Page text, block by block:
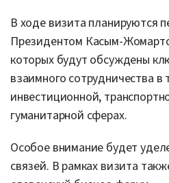
В ходе визита планируются
Президентом Касым-
которых будут обсуждены
взаимного сотрудничества в
инвестиционной,
гуманитарной сферах.
Особое внимание будет
связей. В рамках визита